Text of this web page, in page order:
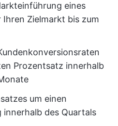
eines
Zielmarkt bis zum
Prozentsatz innerhalb
um einen
des Quartals